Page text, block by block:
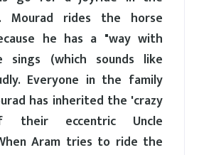
Mourad rides the horse
he has a "way with
sings (which sounds like
Everyone in the family
has inherited the 'crazy
their eccentric Uncle
Aram tries to ride the